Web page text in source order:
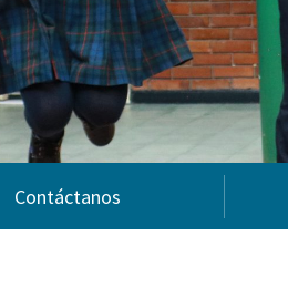
Contáctanos